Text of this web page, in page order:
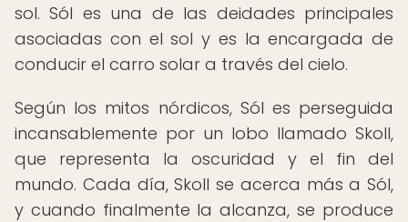
sol. Sól es una de las deidades principales
asociadas con el sol y es la encargada de
conducir el carro solar a través del cielo.
Según los mitos nórdicos, Sól es perseguida
incansablemente por un lobo llamado Skoll,
que representa la oscuridad y el fin del
mundo. Cada día, Skoll se acerca más a Sól,
y cuando finalmente la alcanza, se produce